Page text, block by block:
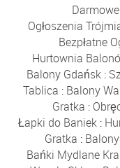
Ogłoszenia
Bezpłatne
Hurtownia
Balony Gdańsk :
Tablica : Balony
Gratka :
Łapki do Baniek:
Gratka :
Bańki Mydlane